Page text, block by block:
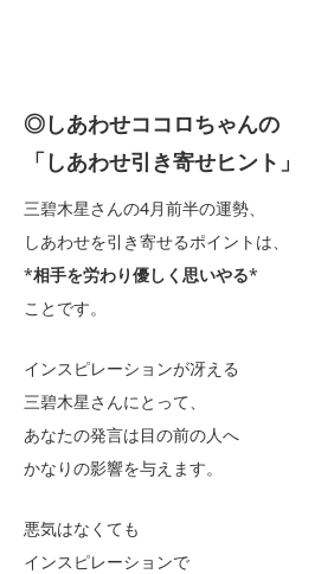
◎しあわせココロちゃんの
「しあわせ引き寄せヒント」
三碧木星さんの4月前半の運勢、
しあわせを引き寄せるポイントは、
*相手を労わり優しく思いやる*
ことです。
インスピレーションが冴える
三碧木星さんにとって、
あなたの発言は目の前の人へ
かなりの影響を与えます。
悪気はなくても
インスピレーションで